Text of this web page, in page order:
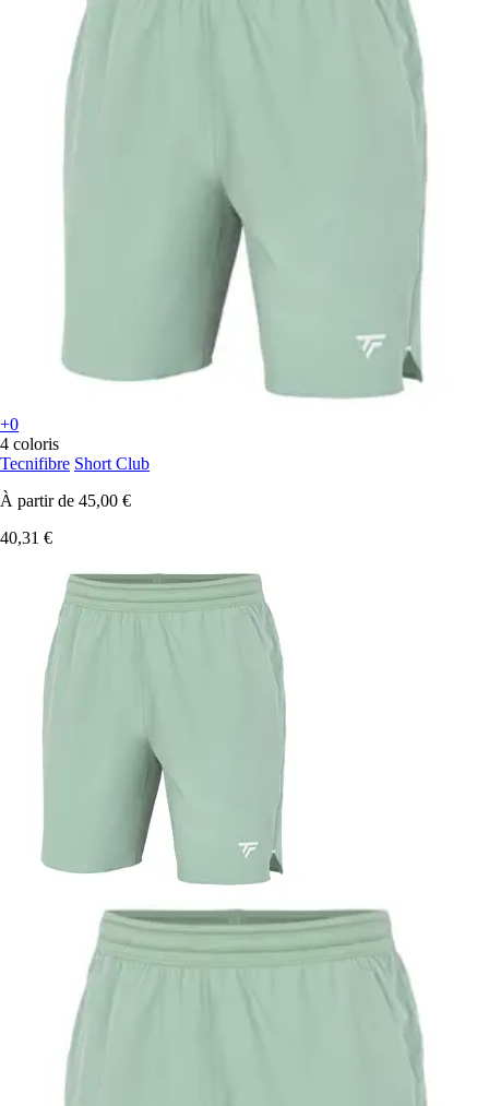
+0
4 coloris
Tecnifibre Short Club
À partir de 45,00 €
40,31 €